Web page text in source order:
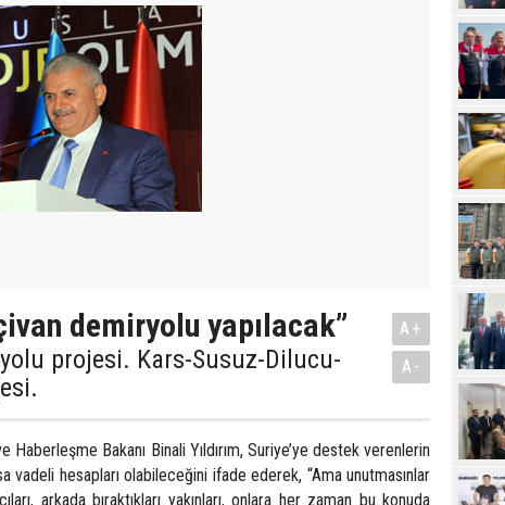
demiryolu yapılacak”
projesi. Kars-Susuz-Dilucu-
A+
A-
Haberleşme Bakanı Binali Yıldırım, Suriye’ye destek verenlerin
vadeli hesapları olabileceğini ifade ederek, “Ama unutmasınlar
arkada bıraktıkları yakınları, onlara her zaman bu konuda
Ziyaret